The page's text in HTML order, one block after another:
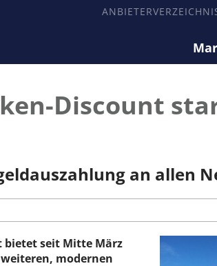
Discount
an allen
bietet seit Mitte März
modernen